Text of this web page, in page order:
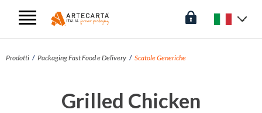
Prodotti Packaging Fast Food e Delivery Scatole Generiche
Grilled Chicken